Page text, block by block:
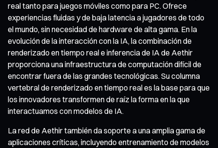
real tanto para juegos móviles como para PC. Ofrece
experiencias fluidas y de baja latencia a jugadores de todo
el mundo, sin necesidad de hardware de alta gama. En la
evolución de la interacción con la IA, la combinación de
renderizado en tiempo real e inferencia de IA de Aethir
proporciona una infraestructura de computación difícil de
encontrar fuera de las grandes tecnológicas. Su columna
vertebral de renderizado en tiempo real es la base para que
los innovadores transformen de raíz la forma en la que
interactuamos con modelos de IA.
La red de Aethir también da soporte a una amplia gama de
aplicaciones críticas, incluyendo entrenamiento de modelos